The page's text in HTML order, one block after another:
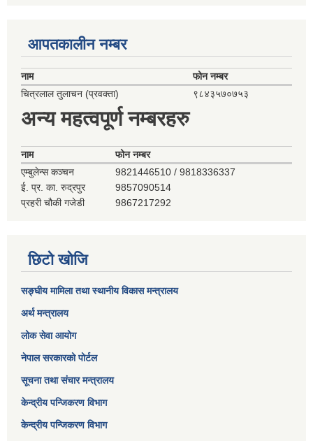
आपतकालीन नम्बर
नाम
फोन नम्बर
चित्रलाल तुलाचन (प्रवक्ता)
९८४३५७०७५३
अन्य महत्वपूर्ण नम्बरहरु
नाम
फोन नम्बर
एम्बुलेन्स कञ्‍चन
9821446510 / 9818336337
ई. प्र. का. रुद्रपुर
9857090514
प्रहरी चौकी गजेडी
9867217292
छिटो खोजि
सङ्घीय मामिला तथा स्थानीय विकास मन्त्रालय
अर्थ मन्त्रालय
लोक सेवा आयोग
नेपाल सरकारको पोर्टल
सूचना तथा संचार मन्त्रालय
केन्द्रीय पन्जिकरण विभाग
केन्द्रीय पन्जिकरण विभाग